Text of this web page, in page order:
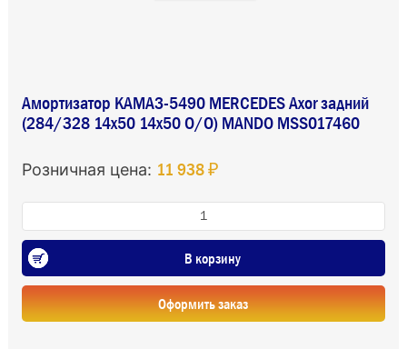
Амортизатор КАМАЗ-5490 MERCEDES Aхor задний
(284/328 14х50 14х50 О/О) MANDO MSS017460
Розничная цена: 11 938 ₽
В корзину
Оформить заказ